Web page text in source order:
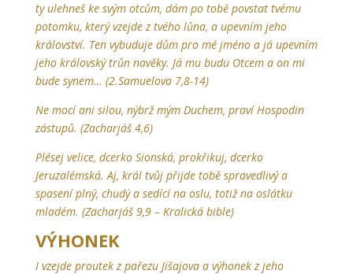
ty ulehneš ke svým otcům, dám po tobě povstat tvému
potomku, který vzejde z tvého lůna, a upevním jeho
království. Ten vybuduje dům pro mé jméno a já upevním
jeho královský trůn navěky. Já mu budu Otcem a on mi
bude synem… (2.Samuelova 7,8-14)
Ne mocí ani silou, nýbrž mým Duchem, praví Hospodin
zástupů. (Zacharjáš 4,6)
Plésej velice, dcerko Sionská, prokřikuj, dcerko
Jeruzalémská. Aj, král tvůj přijde tobě spravedlivý a
spasení plný, chudý a sedící na oslu, totiž na oslátku
mladém. (Zacharjáš 9,9 – Kralická bible)
VÝHONEK
I vzejde proutek z pařezu Jišajova a výhonek z jeho